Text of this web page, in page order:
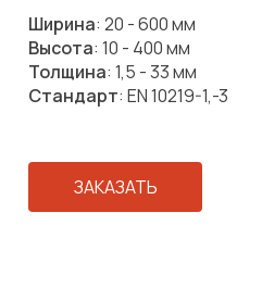
Ширина: 20 - 600 мм
Высота: 10 - 400 мм
Толщина: 1,5 - 33 мм
Стандарт: EN 10219-1,-3
ЗАКАЗАТЬ